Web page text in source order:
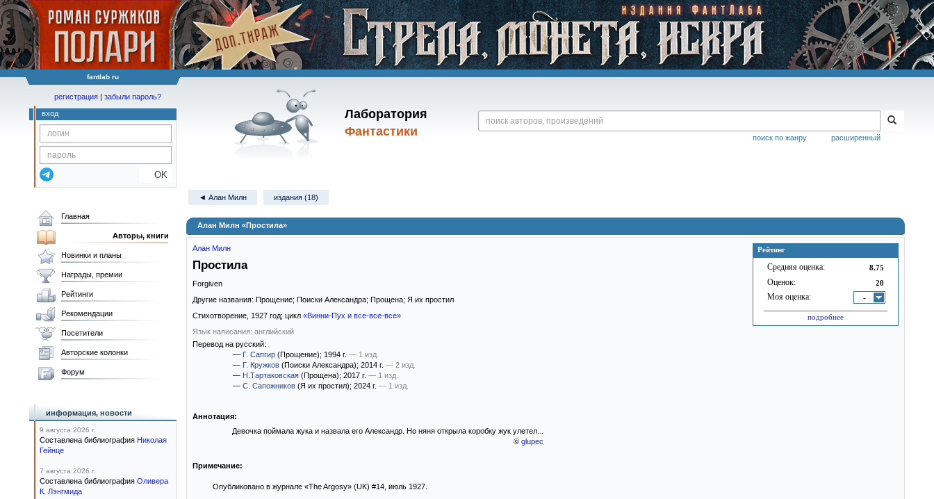
fantlab ru
Лаборатория
Фантастики
расширенный
поиск по жанру
регистрация | забыли пароль?
вход
OK
◄ Алан Милн издания (18)
Алан Милн «Простила»
Рейтинг
Средняя оценка: 8.75
Оценок: 20
Моя оценка: -
подробнее
Алан Милн
Простила
Forgiven
Другие названия: Прощение; Поиски Александра; Прощена; Я их простил
Стихотворение, 1927 год; цикл «Винни-Пух и все-все-все»
Язык написания: английский
Перевод на русский:
— Г. Сапгир (Прощение); 1994 г. — 1 изд.
— Г. Кружков (Поиски Александра); 2014 г. — 2 изд.
— Н.Тартаковская (Прощена); 2017 г. — 1 изд.
— С. Сапожников (Я их простил); 2024 г. — 1 изд.
Аннотация:
Девочка поймала жука и назвала его Александр. Но няня открыла коробку жук улетел...
© glupec
Примечание:
Опубликовано в журнале «The Argosy» (UK) #14, июль 1927.
Главная
Авторы, книги
Новинки и планы
Награды, премии
Рейтинги
Рекомендации
Посетители
Авторские колонки
Форум
информация, новости
9 августа 2026 г.
Составлена библиография Николая
Гейнце
7 августа 2026 г.
Составлена библиография Оливера
К. Лэнгмида